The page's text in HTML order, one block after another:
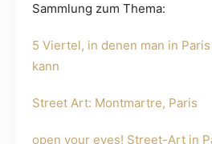
Sammlung zum Thema:
5 Viertel, in denen man in
kann
Street Art: Montmartre, Paris
open your eyes! Street-Art in